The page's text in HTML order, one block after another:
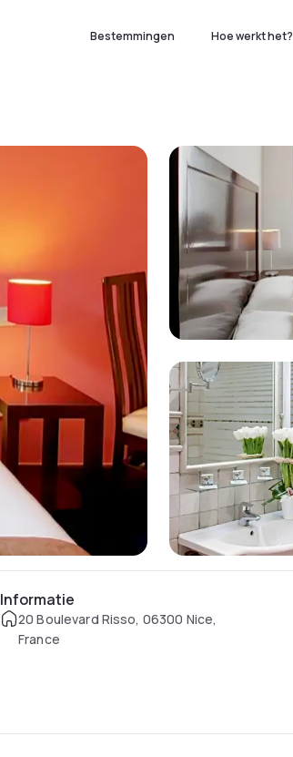
Bestemmingen Hoe werkt het?
Informatie
20 Boulevard Risso, 06300 Nice,
France